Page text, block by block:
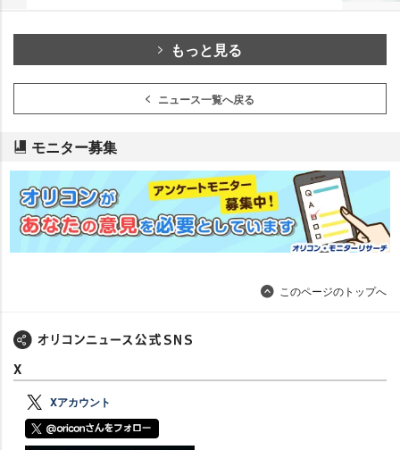
もっと見る
ニュース一覧へ戻る
モニター募集
このページのトップへ
X
Xアカウント